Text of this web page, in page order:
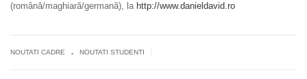
(română/maghiară/germană), la http://www.danieldavid.ro
NOUTATI CADRE . NOUTATI STUDENTI